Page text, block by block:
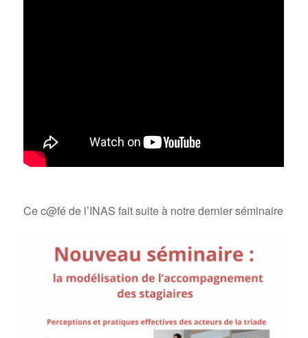
Ce c@fé de l’INAS fait suite à notre dernier séminaire